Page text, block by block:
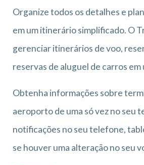
Organize todos os detalhes e
em um itinerário simplificado. O
gerenciar itinerários de voo,
reservas de aluguel de carros em
Obtenha informações sobre
aeroporto de uma só vez no seu
notificações no seu telefone,
se houver uma alteração no seu